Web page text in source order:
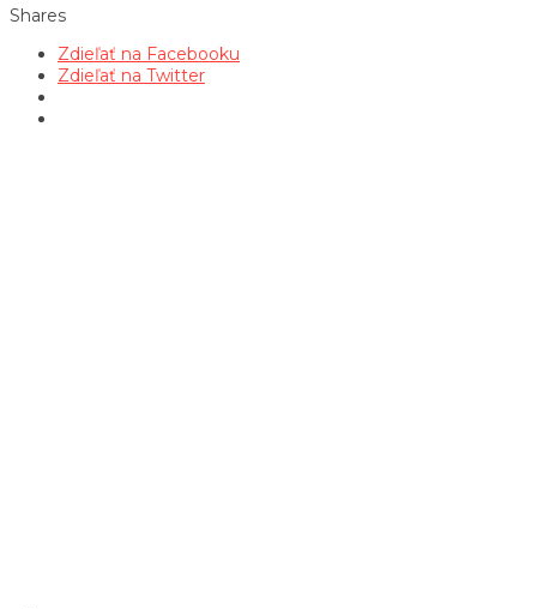
Shares
Zdieľať na Facebooku
Zdieľať na Twitter